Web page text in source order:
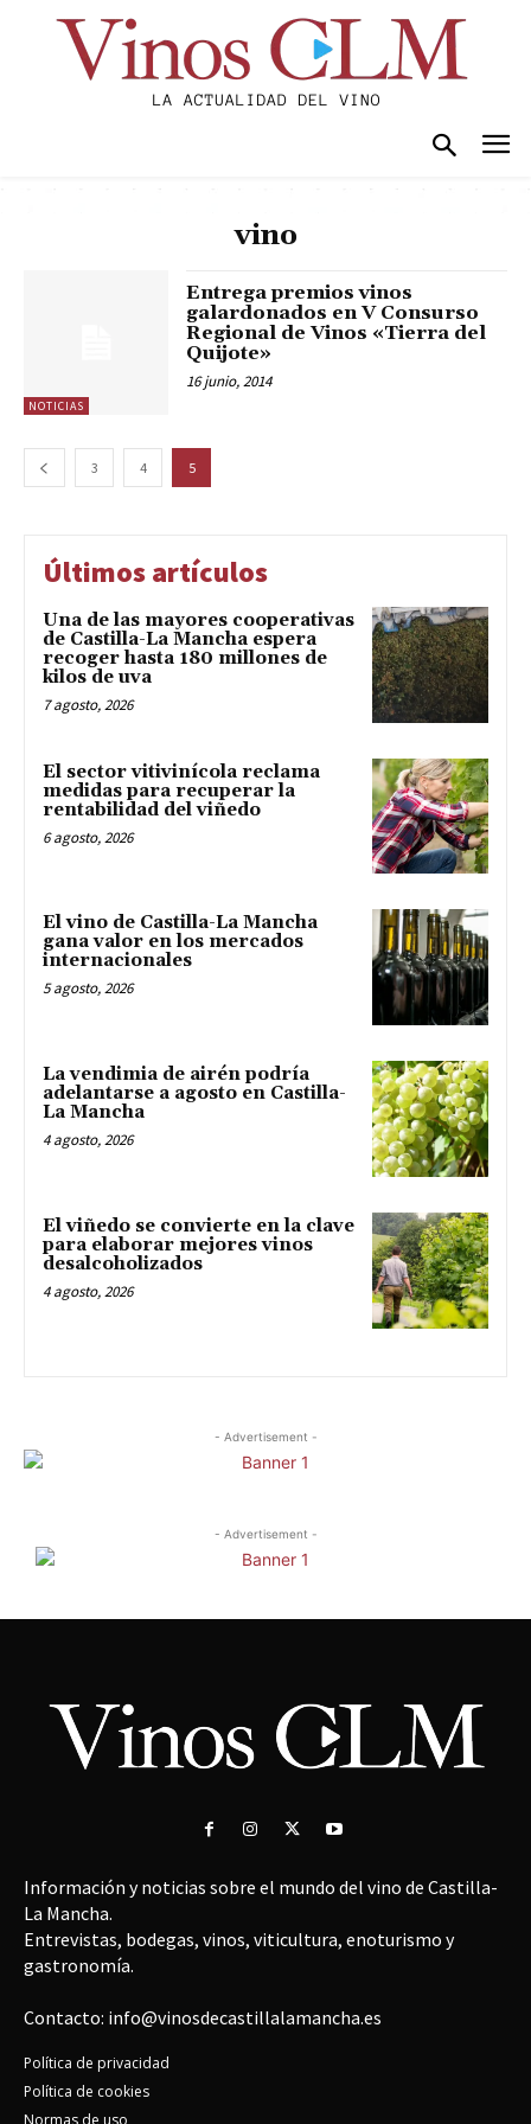
vino
NOTICIAS
Entrega premios vinos
galardonados en V Consurso
Regional de Vinos «Tierra del
Quijote»
16 junio, 2014
3 4 5
Últimos artículos
Una de las mayores cooperativas
de Castilla-La Mancha espera
recoger hasta 180 millones de
kilos de uva
7 agosto, 2026
El sector vitivinícola reclama
medidas para recuperar la
rentabilidad del viñedo
6 agosto, 2026
El vino de Castilla-La Mancha
gana valor en los mercados
internacionales
5 agosto, 2026
La vendimia de airén podría
adelantarse a agosto en Castilla-
La Mancha
4 agosto, 2026
El viñedo se convierte en la clave
para elaborar mejores vinos
desalcoholizados
4 agosto, 2026
- Advertisement -
- Advertisement -
Información y noticias sobre el mundo del vino de Castilla-
La Mancha.
Entrevistas, bodegas, vinos, viticultura, enoturismo y
gastronomía.
Contacto: info@vinosdecastillalamancha.es
Política de privacidad
Política de cookies
Normas de uso